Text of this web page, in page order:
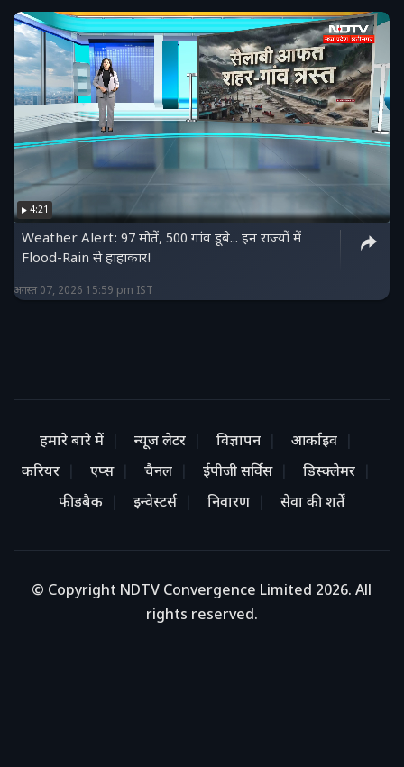
4:21
Weather Alert: 97 मौतें, 500 गांव डूबे... इन राज्यों में
Flood-Rain से हाहाकार!
अगस्त 07, 2026 15:59 pm IST
हमारे बारे में न्यूज लेटर विज्ञापन
आर्काइव
करियर
एप्स चैनल ईपीजी सर्विस
डिस्क्लेमर
फीडबैक
इन्वेस्टर्स निवारण सेवा की शर्तें
© Copyright NDTV Convergence Limited 2026. All
rights reserved.